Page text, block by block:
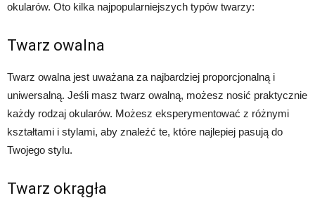
okularów. Oto kilka najpopularniejszych typów twarzy:
Twarz owalna
Twarz owalna jest uważana za najbardziej proporcjonalną i
uniwersalną. Jeśli masz twarz owalną, możesz nosić praktycznie
każdy rodzaj okularów. Możesz eksperymentować z różnymi
kształtami i stylami, aby znaleźć te, które najlepiej pasują do
Twojego stylu.
Twarz okrągła